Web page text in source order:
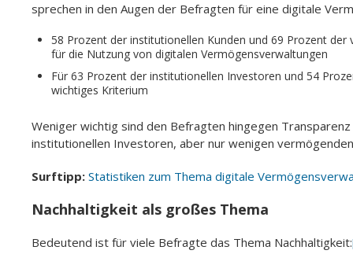
sprechen in den Augen der Befragten für eine digitale
58 Prozent der institutionellen Kunden und 69 Prozent
für die Nutzung von digitalen Vermögensverwaltungen
Für 63 Prozent der institutionellen Investoren und 54
wichtiges Kriterium
Weniger wichtig sind den Befragten hingegen
institutionellen Investoren, aber nur wenigen
Surftipp: Statistiken zum Thema digitale
Nachhaltigkeit als großes Thema
Bedeutend ist für viele Befragte das Thema Nachhaltigkeit: